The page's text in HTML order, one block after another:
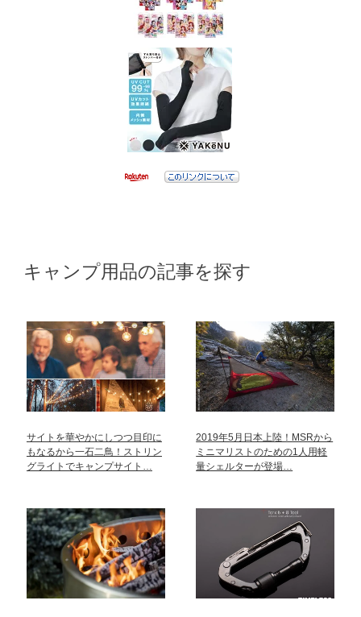
キャンプ用品の記事を探す
サイトを華やかにしつつ目印に
もなるから一石二鳥！ストリン
グライトでキャンプサイト…
2019年5月日本上陸！MSRから
ミニマリストのための1人用軽
量シェルターが登場…